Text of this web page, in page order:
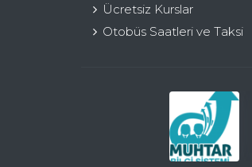
Ücretsiz Kurslar
Otobüs Saatleri ve Taksi